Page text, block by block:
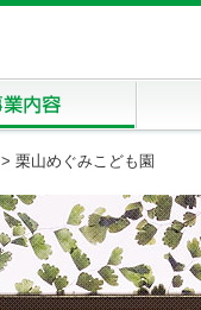
> 栗山めぐみこども園